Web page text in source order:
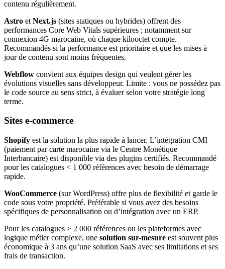
contenu régulièrement.
Astro et Next.js (sites statiques ou hybrides) offrent des
performances Core Web Vitals supérieures ; notamment sur
connexion 4G marocaine, où chaque kilooctet compte.
Recommandés si la performance est prioritaire et que les mises à
jour de contenu sont moins fréquentes.
Webflow convient aux équipes design qui veulent gérer les
évolutions visuelles sans développeur. Limite : vous ne possédez pas
le code source au sens strict, à évaluer selon votre stratégie long
terme.
Sites e-commerce
Shopify est la solution la plus rapide à lancer. L’intégration CMI
(paiement par carte marocaine via le Centre Monétique
Interbancaire) est disponible via des plugins certifiés. Recommandé
pour les catalogues < 1 000 références avec besoin de démarrage
rapide.
WooCommerce (sur WordPress) offre plus de flexibilité et garde le
code sous votre propriété. Préférable si vous avez des besoins
spécifiques de personnalisation ou d’intégration avec un ERP.
Pour les catalogues > 2 000 références ou les plateformes avec
logique métier complexe, une solution sur-mesure est souvent plus
économique à 3 ans qu’une solution SaaS avec ses limitations et ses
frais de transaction.